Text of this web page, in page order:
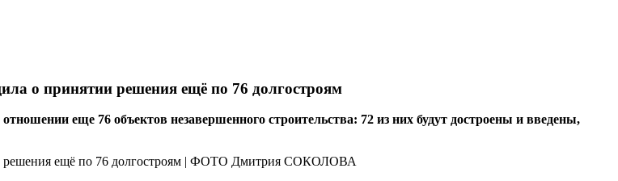
о принятии решения ещё по 76 долгостроям
еще 76 объектов незавершенного строительства: 72 из них будут достроены и введены,